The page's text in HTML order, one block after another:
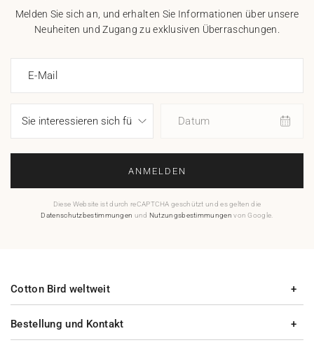
Melden Sie sich an, und erhalten Sie Informationen über unsere
Neuheiten und Zugang zu exklusiven Überraschungen.
E-Mail
Datum
ANMELDEN
Diese Website ist durch reCAPTCHA geschützt und es gelten die
Datenschutzbestimmungen und Nutzungsbestimmungen von Google.
Bestellung und Kontakt
Cotton Bird weltweit